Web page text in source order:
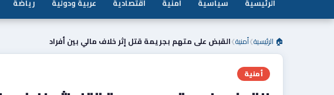
الرئيسية سياسية أمنية أقتصادية عربية ودولية رياضة
🏠 الرئيسية❯أمنية❯القبض على متهم بجريمة قتل إثر خلاف مالي بين أفراد
أمنية